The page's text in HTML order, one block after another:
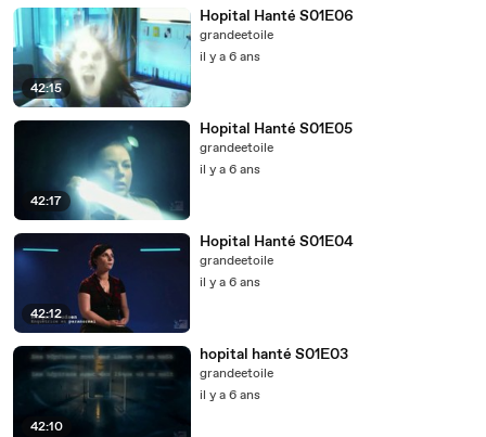
42:15
Hopital Hanté S01E06
grandeetoile
il y a 6 ans
42:17
Hopital Hanté S01E05
grandeetoile
il y a 6 ans
42:12
Hopital Hanté S01E04
grandeetoile
il y a 6 ans
42:10
hopital hanté S01E03
grandeetoile
il y a 6 ans